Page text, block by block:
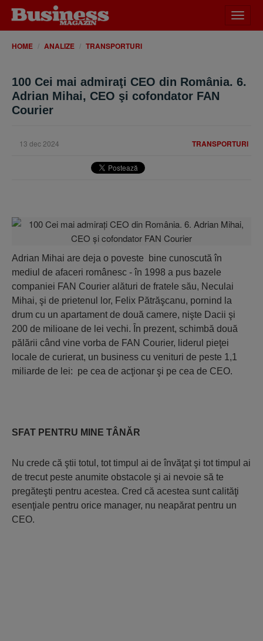
meniu
HOME ANALIZE TRANSPORTURI
100 Cei mai admiraţi CEO din România. 6.
Adrian Mihai, CEO şi cofondator FAN
Courier
TRANSPORTURI
13 dec 2024
Adrian Mihai are deja o poveste bine cunoscută în
mediul de afaceri românesc - în 1998 a pus bazele
companiei FAN Courier alături de fratele său, Neculai
Mihai, şi de prietenul lor, Felix Pătrăşcanu, pornind la
drum cu un apartament de două camere, nişte Dacii şi
200 de milioane de lei vechi. În prezent, schimbă două
pălării când vine vorba de FAN Courier, liderul pieţei
locale de curierat, un business cu venituri de peste 1,1
miliarde de lei: pe cea de acţionar şi pe cea de CEO.
SFAT PENTRU MINE TÂNĂR
Nu crede că ştii totul, tot timpul ai de învăţat şi tot timpul ai
de trecut peste anumite obstacole şi ai nevoie să te
pregăteşti pentru acestea. Cred că acestea sunt calităţi
esenţiale pentru orice manager, nu neapărat pentru un
CEO.